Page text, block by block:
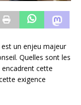
est un enjeu majeur
Quelles sont les
cette
exigence